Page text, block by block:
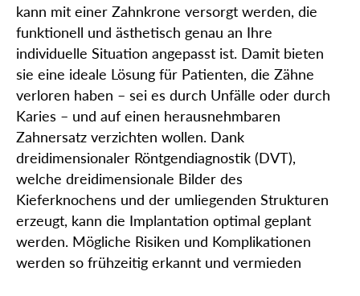
kann mit einer Zahnkrone versorgt werden, die
funktionell und ästhetisch genau an Ihre
individuelle Situation angepasst ist. Damit bieten
sie eine ideale Lösung für Patienten, die Zähne
verloren haben – sei es durch Unfälle oder durch
Karies – und auf einen herausnehmbaren
Zahnersatz verzichten wollen. Dank
dreidimensionaler Röntgendiagnostik (DVT),
welche dreidimensionale Bilder des
Kieferknochens und der umliegenden Strukturen
erzeugt, kann die Implantation optimal geplant
werden. Mögliche Risiken und Komplikationen
werden so frühzeitig erkannt und vermieden